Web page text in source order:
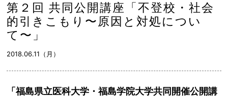
第２回 共同公開講座「不登校・社会
的引きこもり〜原因と対処につい
て〜」
2018.06.11（月）
「福島県立医科大学・福島学院大学共同開催公開講